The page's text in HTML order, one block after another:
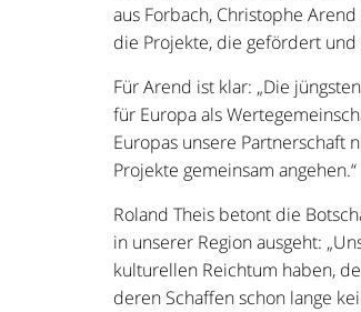
aus Forbach, Christophe
die Projekte, die gefördert
Für Arend ist klar: „Die
für Europa als
Europas unsere Partnerschaft
Projekte gemeinsam angehen.“
Roland Theis betont die
in unserer Region ausgeht:
kulturellen Reichtum haben,
deren Schaffen schon lange